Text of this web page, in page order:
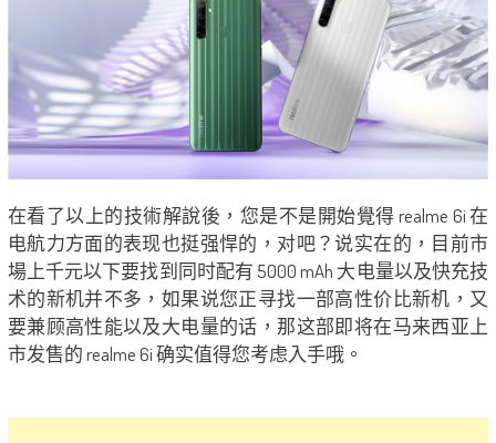
在看了以上的技術解說後，您是不是開始覺得 realme 6i 在
电航力方面的表现也挺强悍的，对吧？说实在的，目前市
場上千元以下要找到同时配有 5000 mAh 大电量以及快充技
术的新机并不多，如果说您正寻找一部高性价比新机，又
要兼顾高性能以及大电量的话，那这部即将在马来西亚上
市发售的 realme 6i 确实值得您考虑入手哦。